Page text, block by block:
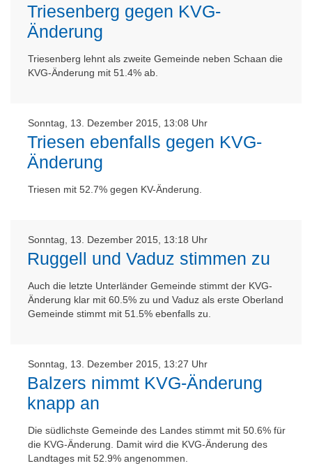
Triesenberg gegen KVG-
Änderung
Triesenberg lehnt als zweite Gemeinde neben Schaan die
KVG-Änderung mit 51.4% ab.
Sonntag, 13. Dezember 2015, 13:08 Uhr
Triesen ebenfalls gegen KVG-
Änderung
Triesen mit 52.7% gegen KV-Änderung.
Sonntag, 13. Dezember 2015, 13:18 Uhr
Ruggell und Vaduz stimmen zu
Auch die letzte Unterländer Gemeinde stimmt der KVG-
Änderung klar mit 60.5% zu und Vaduz als erste Oberland
Gemeinde stimmt mit 51.5% ebenfalls zu.
Sonntag, 13. Dezember 2015, 13:27 Uhr
Balzers nimmt KVG-Änderung
knapp an
Die südlichste Gemeinde des Landes stimmt mit 50.6% für
die KVG-Änderung. Damit wird die KVG-Änderung des
Landtages mit 52.9% angenommen.